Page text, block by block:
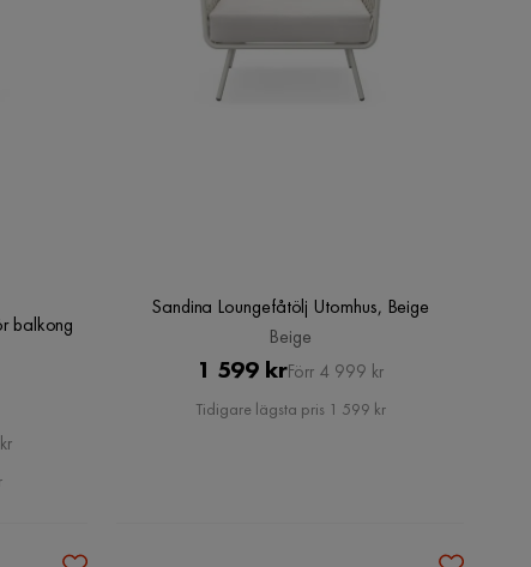
balkong
Sandina Loungefåtölj Utomhus, Beige
Beige
Pris
1 599 krOriginal
Pris
Förr 4 999 kr
Tidigare lägsta pris 1 599 kr